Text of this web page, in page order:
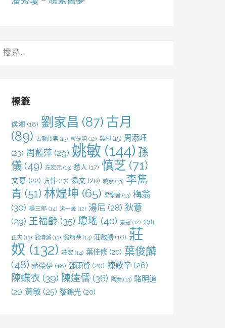
標籤
侯湘 (18) 劉家昌 (87) 古月
(89) 古賀政男 (13) 司徒明 (12) 吳村(15) 周添旺
(23) 周藍萍(29) 姚敏 (144) 孫
儀(49) 左宏元(13) 愁人 (17) 慎芝 (71)
文夏 (22) 方忭(17) 易文(20) 曉燕(13) 李雋
青 (51) 林煌坤 (65) 梁樂音(13) 梅翁
(30) 楊三郎 (14) 洪一峰 (12) 湯尼 (28) 狄薏
(29) 王福齡 (35) 瓊瑤 (40) 秦冠 (12) 米山
正夫(13) 翁清溪(13) 翁炳榮 (14) 莊啟勝(16) 莊
奴 (132) 莊宏(14) 葉佳修(20) 葉俊麟
(48) 蔣榮伊 (18) 鄧雨賢(20) 陳歌辛(26)
陳蝶衣(39) 陳達儒 (36) 陶秦(13) 駱明道
(21) 黃敏(25) 黎錦光(20)